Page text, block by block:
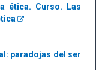
ética. Curso. Las
paradojas del ser